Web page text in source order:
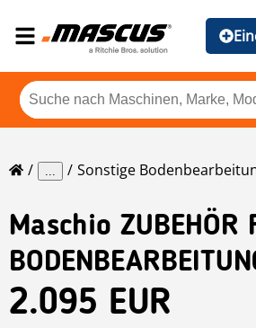
... Sonstige
Maschio ZUBEHÖR
2.095 EUR